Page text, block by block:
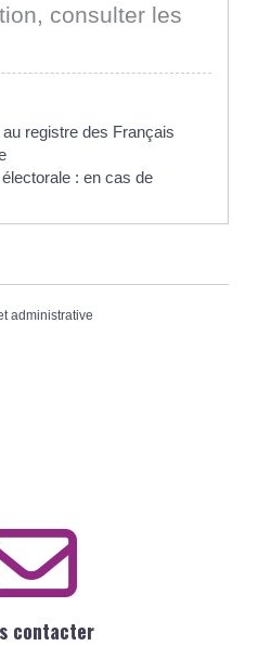
consulter les
registre des Français
: en cas de
administrative
contacter